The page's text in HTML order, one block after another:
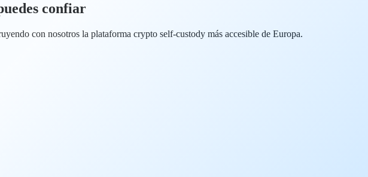
confiar
con nosotros la plataforma crypto self-custody más accesible de Europa.